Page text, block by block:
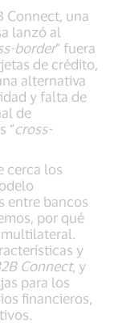
Connect, una
lanzó al
border” fuera
de crédito,
alternativa
y falta de
de
“cross-
cerca los
entre bancos
por qué
y
Connect, y
para los
financieros,